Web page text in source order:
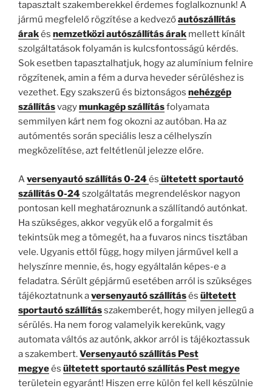
tapasztalt szakemberekkel érdemes foglalkoznunk! A
jármű megfelelő rögzítése a kedvezőautószállítás
árakés nemzetközi autószállítás árak mellett kínált
szolgáltatások folyamán is kulcsfontosságú kérdés.
Sok esetben tapasztalhatjuk, hogy az alumínium felnire
rögzítenek, amin a fém a durva heveder sérüléshez is
vezethet. Egy szakszerű és biztonságos nehézgép
szállításvagymunkagép szállításfolyamata
semmilyen kárt nem fog okozni az autóban. Ha az
autómentés során speciális lesz a célhelyszín
megközelítése, azt feltétlenül jelezze előre.
A versenyautó szállítás 0-24 és ültetett sportautó
szállítás 0-24 szolgáltatás megrendeléskor nagyon
pontosan kell meghatároznunk a szállítandó autónkat.
Ha szükséges, akkor vegyük elő a forgalmit és
tekintsük meg a tömegét, ha a fuvaros nincs tisztában
vele. Ugyanis ettől függ, hogy milyen járművel kell a
helyszínre mennie, és, hogy egyáltalán képes-e a
feladatra. Sérült gépjármű esetében arról is szükséges
tájékoztatnunk aversenyautó szállításés ültetett
sportautó szállításszakemberét, hogy milyen jellegű a
sérülés. Ha nem forog valamelyik kerekünk, vagy
automata váltós az autónk, akkor arról is tájékoztassuk
a szakembert.Versenyautó szállítás Pest
megyeés ültetett sportautó szállítás Pest megye
területein egyaránt! Hiszen erre külön fel kell készülnie